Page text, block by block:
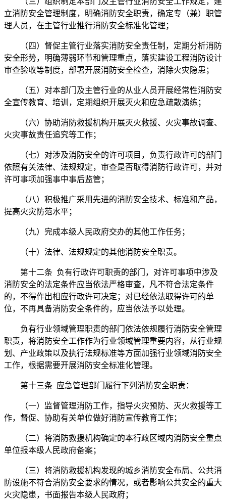
立消防安全管理制度，明确消防安全职责，确定专（兼）职管
理人员，在主管行业推行消防安全标准化管理；
（四）督促主管行业落实消防安全责任制，定期分析消防
安全形势，明确薄弱环节和管理重点，落实建设工程消防设计
审查验收等制度，部署开展消防安全检查，消除火灾隐患；
（五）对本部门及主管行业的从业人员开展经常性消防安
全宣传教育、培训，定期组织开展灭火和应急疏散演练；
（六）协助消防救援机构开展灭火救援、火灾事故调查、
火灾事故责任追究等工作；
（七）对涉及消防安全的许可项目，负责行政许可的部门
依照有关法律、法规规定，审查是否取得消防行政许可，并对
许可事项加强事中事后监管；
（八）积极推广采用先进的消防安全技术、标准和产品，
提高火灾防范水平；
（九）完成本级人民政府交办的其他工作任务；
（十）法律、法规规定的其他消防安全职责。
第十二条 负有行政许可职责的部门，对许可事项中涉及
消防安全的法定条件应当依法严格审查，凡不符合法定条件
的，不得作出相应行政许可决定；对已经依法取得许可的单
位，不再具备消防安全条件的，应当依法予以处理。
负有行业领域管理职责的部门依法依规履行消防安全管理
职责，将消防安全工作作为行业领域管理重要内容，从行业规
划、产业政策以及执行法规标准等方面加强行业领域消防安全
工作，根据需要开展消防安全标准化管理。
第十三条 应急管理部门履行下列消防安全职责：
（一）监督管理消防工作，指导火灾预防、灭火救援等工
作，督促、协助有关单位做好消防宣传教育工作；
（二）将消防救援机构确定的本行政区域内消防安全重点
单位报本级人民政府备案；
（三）将消防救援机构发现的城乡消防安全布局、公共消
防设施不符合消防安全要求的情况，或者影响公共安全的重大
火灾隐患，书面报告本级人民政府；